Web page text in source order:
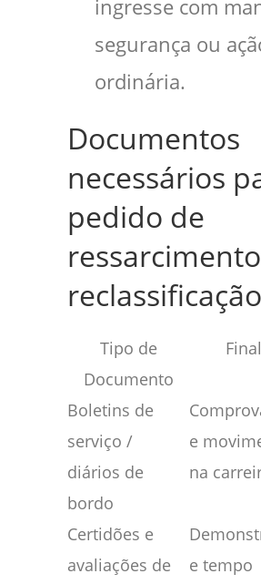
ingresse com
segurança ou
ordinária.
Documentos
necessários
pedido de
reclassificação
Tipo de
Documento
Boletins de
serviço /
diários de
bordo
e
na
Certidões e
avaliações de
e tempo